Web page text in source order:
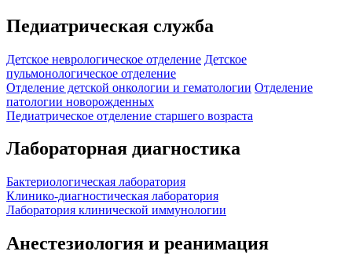
Педиатрическая служба
Детское неврологическое отделение Детское
пульмонологическое отделение
Отделение детской онкологии и гематологии Отделение
патологии новорожденных
Педиатрическое отделение старшего возраста
Лабораторная диагностика
Бактериологическая лаборатория
Клинико-диагностическая лаборатория
Лаборатория клинической иммунологии
Анестезиология и реанимация